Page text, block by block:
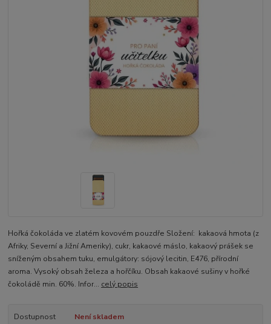
Hořká čokoláda ve zlatém kovovém pouzdře Složení: kakaová hmota (z
Afriky, Severní a Jižní Ameriky), cukr, kakaové máslo, kakaový prášek se
sníženým obsahem tuku, emulgátory: sójový lecitin, E476, přírodní
aroma. Vysoký obsah železa a hořčíku. Obsah kakaové sušiny v hořké
čokoládě min. 60%. Infor... celý popis
Dostupnost
Není skladem